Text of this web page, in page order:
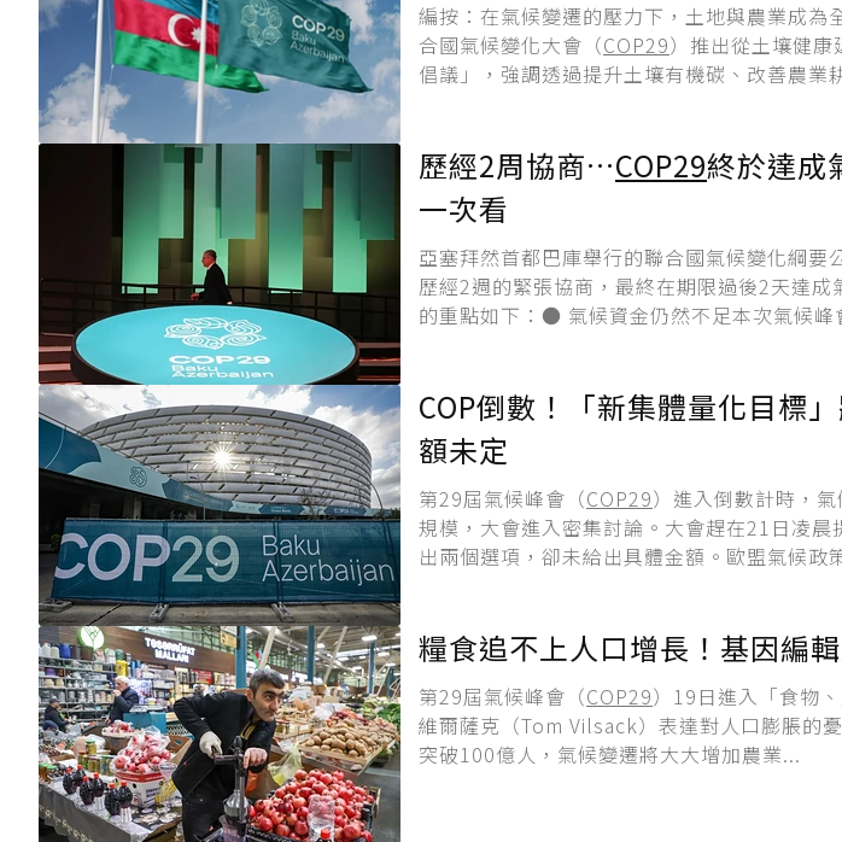
編按：在氣候變遷的壓力下，土地與農業成為
合國氣候變化大會（COP29）推出從土壤健
倡議」，強調透過提升土壤有機碳、改善農業
歷經2周協商…COP29終於達成
一次看
亞塞拜然首都巴庫舉行的聯合國氣候變化綱要
歷經2週的緊張協商，最終在期限過後2天達
的重點如下：● 氣候資金仍然不足本次氣候峰
COP倒數！「新集體量化目標
額未定
第29屆氣候峰會（COP29）進入倒數計時，
規模，大會進入密集討論。大會趕在21日凌
出兩個選項，卻未給出具體金額。歐盟氣候政
糧食追不上人口增長！基因編
第29屆氣候峰會（COP29）19日進入「食物
維爾薩克（Tom Vilsack）表達對人口膨脹的
突破100億人，氣候變遷將大大增加農業...